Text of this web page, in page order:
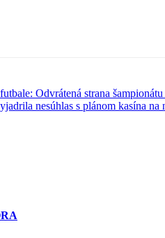
Odvrátená strana
nesúhlas s plánom kasína na